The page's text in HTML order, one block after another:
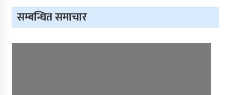
डाेल्पाकाे जगदुल्लाबाट जुम्ला आउँदै गरेकाे जिप
सम्बन्धित समाचार